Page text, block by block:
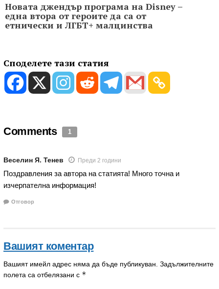
Новата джендър програма на Disney –
една втора от героите да са от
етнически и ЛГБТ+ малцинства
Споделете тази статия
Comments 1
Веселин Я. Тенев Преди 2 години
Поздравления за автора на статията! Много точна и
изчерпателна информация!
Отговор
Вашият коментар
Вашият имейл адрес няма да бъде публикуван. Задължителните
полета са отбелязани с *